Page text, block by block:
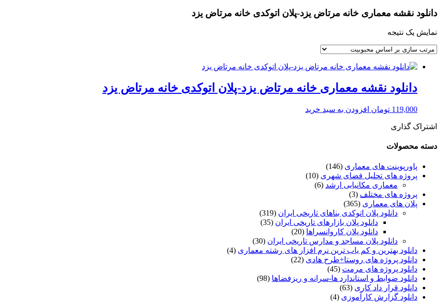
دانلود نقشه معماری خانه مرتاض یزد-پلان اتوکدی خانه مرتاض یزد
نمایش یک نتیجه
دانلود نقشه معماری خانه مرتاض یزد-پلان اتوکدی خانه مرتاض یزد
119,000 تومان افزودن به سبد خرید
اشتراک گذاری
دسته محصولات
پاورپوینت های معماری (146)
پروژه های تحلیل فضای شهری (10)
معماری مکانیابی ارشد (6)
پروژه های مختلف (3)
پلان های معماری (365)
دانلود پلان اتوکدی بناهای تاریخی ایران (319)
دانلود پلان بازارهای تاریخی ایران (35)
دانلود پلان کاروانسراها (20)
دانلود پلان مساجد و مدارس تاریخی ایران (30)
دانلود بهترین و کم یاب ترین نرم افزار های رشته معماری (4)
دانلود پروژه های روستا+طرح هادی (22)
دانلود پروژه های مرمت (45)
دانلود ضوابط و استاندارد ها-سرانه و ریزفضاها (98)
دانلود قرار داد کاری (63)
دانلود گزارش کارآموزی (4)